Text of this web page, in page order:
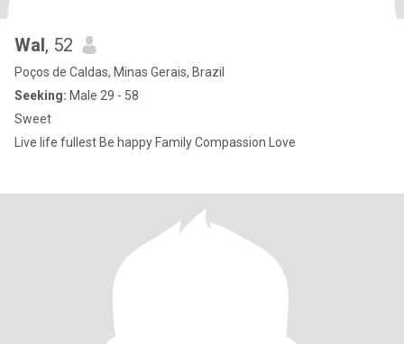
Wal, 52
Poços de Caldas, Minas Gerais, Brazil
Seeking: Male 29 - 58
Sweet
Live life fullest Be happy Family Compassion Love